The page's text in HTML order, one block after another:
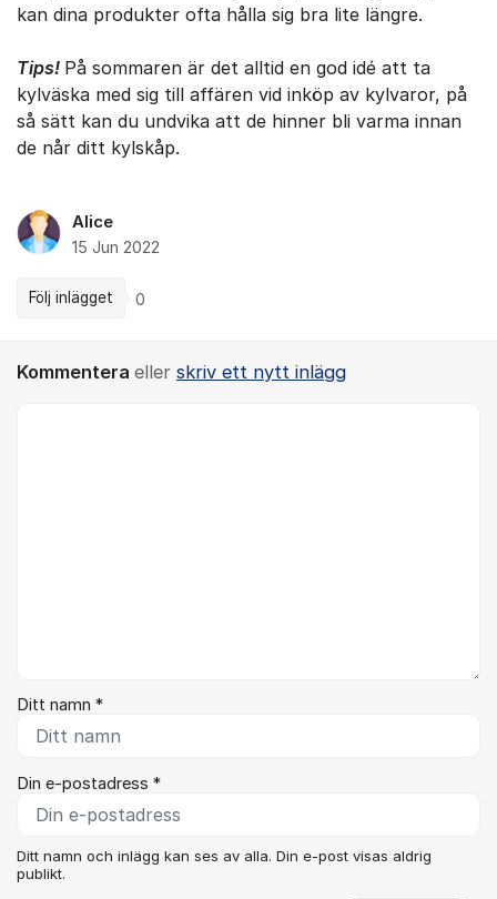
kan dina produkter ofta hålla sig bra lite längre.
Tips! På sommaren är det alltid en god idé att ta
kylväska med sig till affären vid inköp av kylvaror, på
så sätt kan du undvika att de hinner bli varma innan
de når ditt kylskåp.
Alice
15 Jun 2022
Följ inlägget 0
Kommentera eller skriv ett nytt inlägg
Ditt namn *
Din e-postadress *
Ditt namn och inlägg kan ses av alla. Din e-post visas aldrig
publikt.